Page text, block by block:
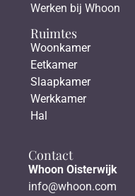
Werken bij Whoon
Ruimtes
Woonkamer
Eetkamer
Slaapkamer
Werkkamer
Hal
Contact
Whoon Oisterwijk
info@whoon.com